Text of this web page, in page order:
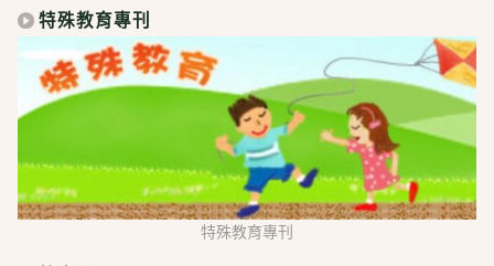
特殊教育專刊
特殊教育專刊